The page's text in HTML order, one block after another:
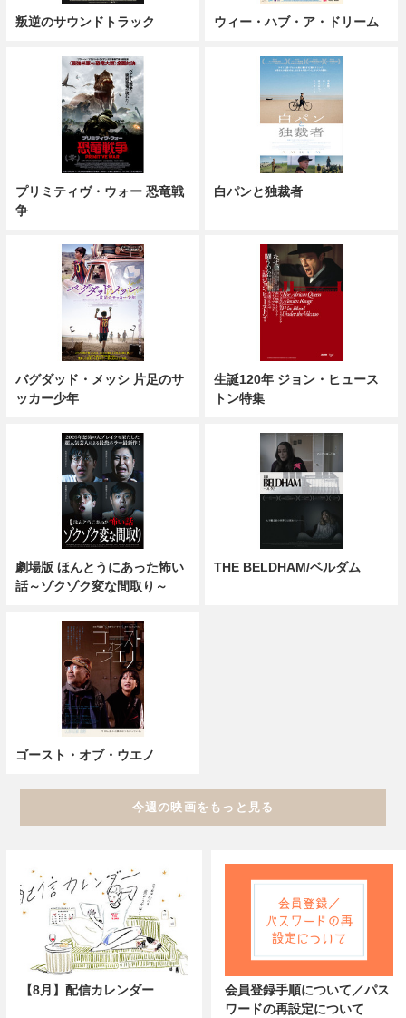
叛逆のサウンドトラック ウィー・ハブ・ア・ドリーム
プリミティヴ・ウォー 恐竜戦
争
白パンと独裁者
バグダッド・メッシ 片足のサ
ッカー少年
生誕120年 ジョン・ヒュース
トン特集
劇場版 ほんとうにあった怖い
話～ゾクゾク変な間取り～
THE BELDHAM/ベルダム
ゴースト・オブ・ウエノ
今週の映画をもっと見る
【8月】配信カレンダー
会員登録手順について／パス
ワードの再設定について